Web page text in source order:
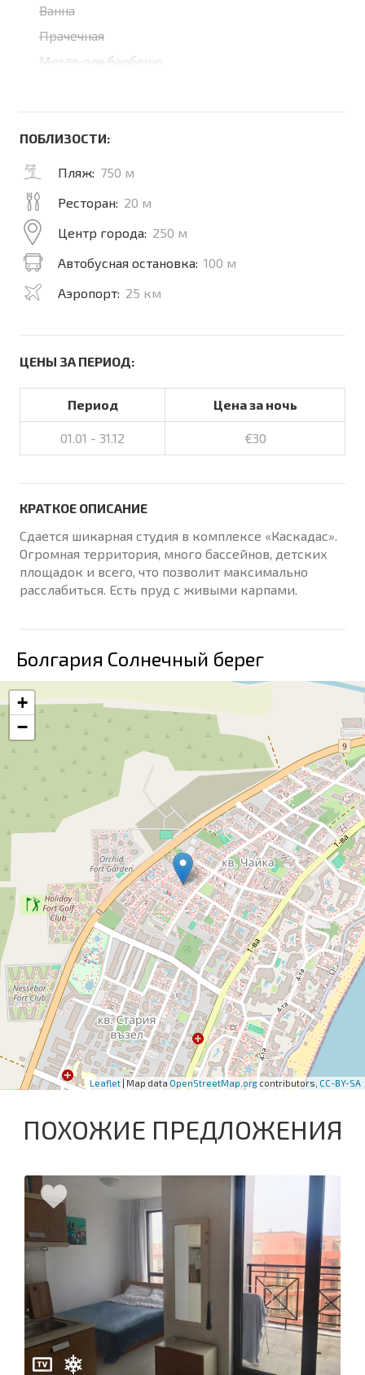
Ванна
Прачечная
Место для барбекю
ПОБЛИЗОСТИ:
Пляж: 750 м
Ресторан: 20 м
Центр города: 250 м
Автобусная остановка: 100 м
Аэропорт: 25 км
ЦЕНЫ ЗА ПЕРИОД:
Период Цена за ночь
01.01 - 31.12 €30
КРАТКОЕ ОПИСАНИЕ
Сдается шикарная студия в комплексе «Каскадас».
Огромная территория, много бассейнов, детских
площадок и всего, что позволит максимально
расслабиться. Есть пруд с живыми карпами.
Болгария Солнечный берег
+
−
Leaflet | Map data OpenStreetMap.org contributors, CC-BY-SA
ПОХОЖИЕ ПРЕДЛОЖЕНИЯ